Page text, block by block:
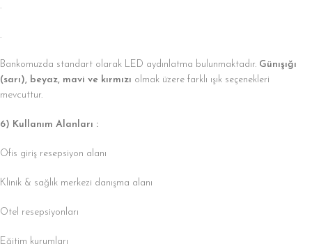
.
.
Bankomuzda standart olarak LED aydınlatma bulunmaktadır. Günışığı
(sarı), beyaz, mavi ve kırmızı olmak üzere farklı ışık seçenekleri
mevcuttur.
6) Kullanım Alanları :
Ofis giriş resepsiyon alanı
Klinik & sağlık merkezi danışma alanı
Otel resepsiyonları
Eğitim kurumları